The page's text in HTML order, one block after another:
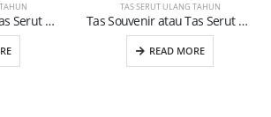
Tas Souvenir atau Tas Serut Ulang Tahun Anak (09)
TAS SERUT ULANG TAHUN
Tas Souvenir atau Tas Serut Ulang Tahun Anak (22)
READ MORE